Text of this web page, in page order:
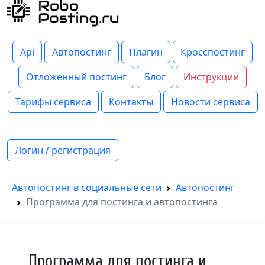
Api Автопостинг Плагин
Кросспостинг
Отложенный постинг
Блог
Инструкции
Тарифы сервиса
Контакты Новости сервиса
Логин / регистрация
Автопостинг в социальные сети
Автопостинг
Программа для постинга и автопостинга